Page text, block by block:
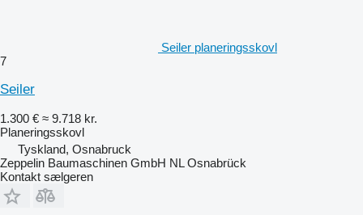
Seiler planeringsskovl
7
Seiler
1.300 € ≈ 9.718 kr.
Planeringsskovl
Tyskland, Osnabruck
Zeppelin Baumaschinen GmbH NL Osnabrück
Kontakt sælgeren